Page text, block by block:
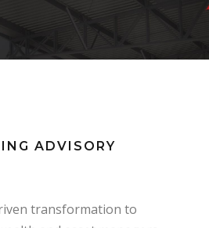
ADVISORY
transformation to